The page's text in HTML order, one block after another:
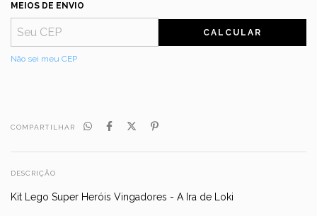
MEIOS DE ENVIO
CALCULAR
Não sei meu CEP
COMPARTILHAR
DESCRIÇÃO
Kit Lego Super Heróis Vingadores - A Ira de Loki